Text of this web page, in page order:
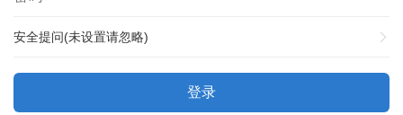
安全提问(未设置请忽略)
登录